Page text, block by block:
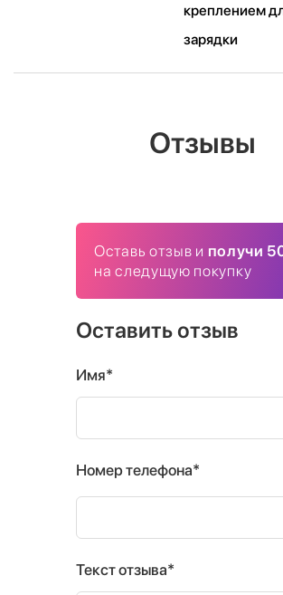
креплением
зарядки
Отзывы
Оставь отзыв и получи
на следущую покупку
Оставить отзыв
Имя*
Номер телефона*
Текст отзыва*